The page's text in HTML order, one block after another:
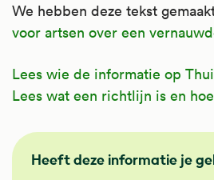
We hebben deze tekst
voor artsen over een
Lees wie de informatie op
Lees wat een richtlijn is en
FMS
Heeft deze informatie je